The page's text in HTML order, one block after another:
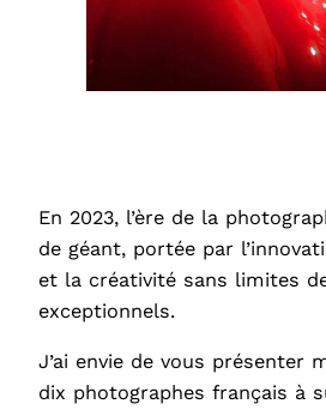
En 2023, l’ère de la
de géant, portée par
et la créativité sans limites
exceptionnels.
J’ai envie de vous présenter
dix photographes français à